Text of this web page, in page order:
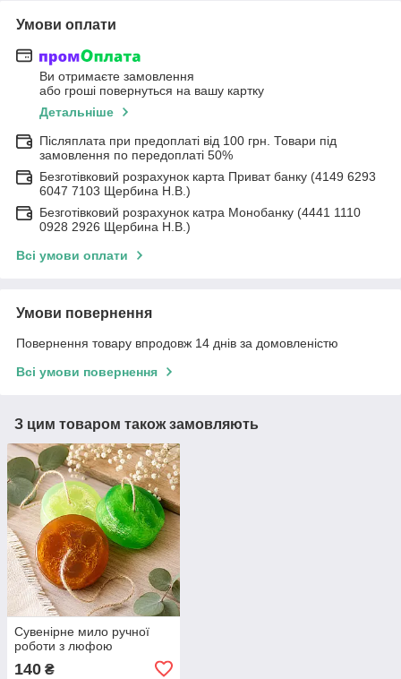
Умови оплати
Ви отримаєте замовлення
або гроші повернуться на вашу картку
Детальніше
Післяплата при предоплаті від 100 грн. Товари під
замовлення по передоплаті 50%
Безготівковий розрахунок карта Приват банку (4149 6293
6047 7103 Щербина Н.В.)
Безготівковий розрахунок катра Монобанку (4441 1110
0928 2926 Щербина Н.В.)
Всі умови оплати
Умови повернення
Повернення товару впродовж 14 днів за домовленістю
Всі умови повернення
З цим товаром також замовляють
Сувенірне мило ручної
роботи з люфою
140 ₴